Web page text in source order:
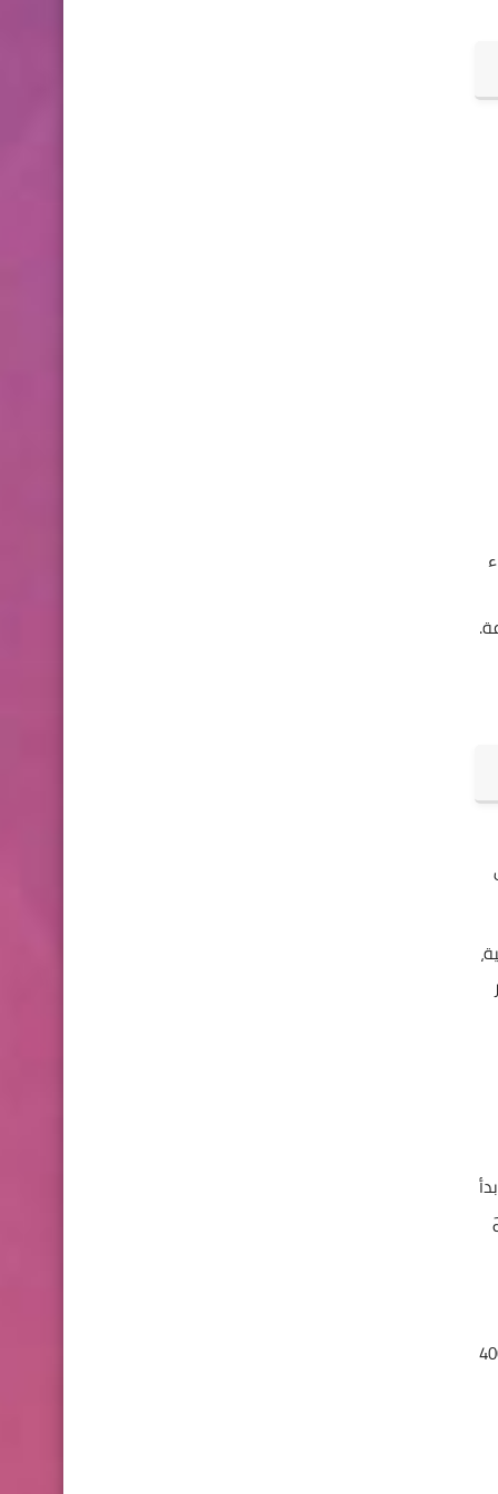
من هذا التطبيق حتى الأن إلى أكثر من 400